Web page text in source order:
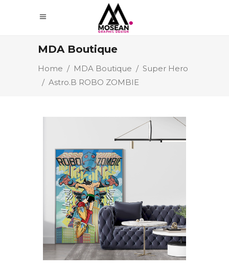
MDA Boutique
Home / MDA Boutique / Super Hero
/ Astro.B ROBO ZOMBIE